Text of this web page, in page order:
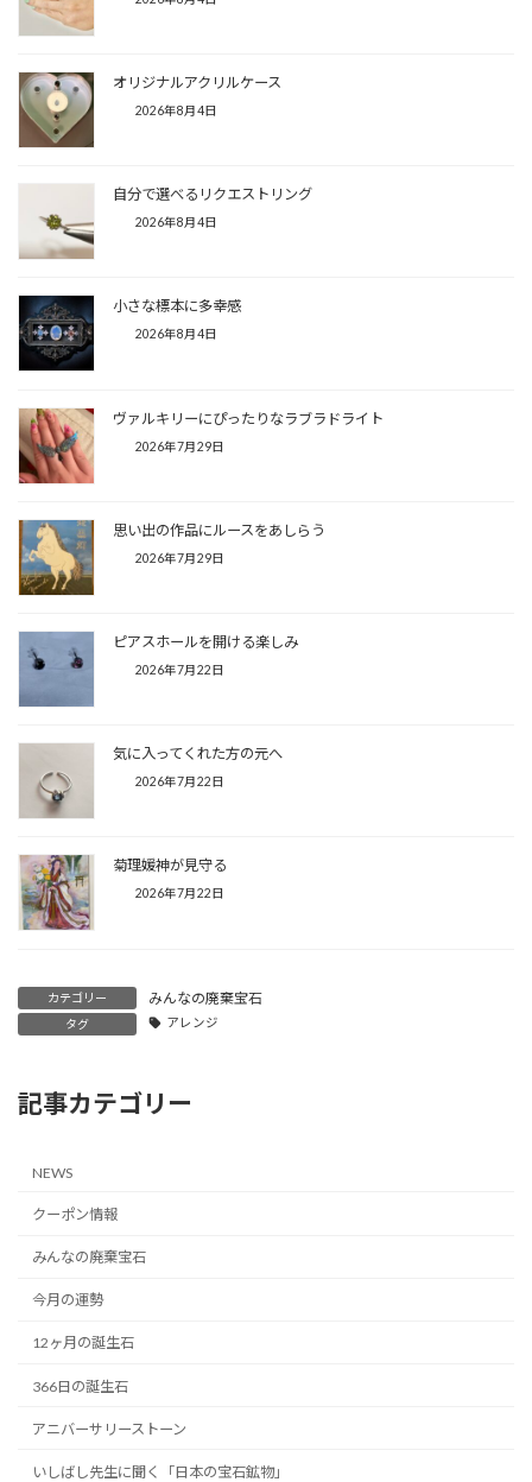
オリジナルアクリルケース
2026年8月4日
自分で選べるリクエストリング
2026年8月4日
小さな標本に多幸感
2026年8月4日
ヴァルキリーにぴったりなラブラドライト
2026年7月29日
思い出の作品にルースをあしらう
2026年7月29日
ピアスホールを開ける楽しみ
2026年7月22日
気に入ってくれた方の元へ
2026年7月22日
菊理媛神が見守る
2026年7月22日
カテゴリー みんなの廃棄宝石
タグ アレンジ
記事カテゴリー
NEWS
クーポン情報
みんなの廃棄宝石
今月の運勢
12ヶ月の誕生石
366日の誕生石
アニバーサリーストーン
いしばし先生に聞く「日本の宝石鉱物」